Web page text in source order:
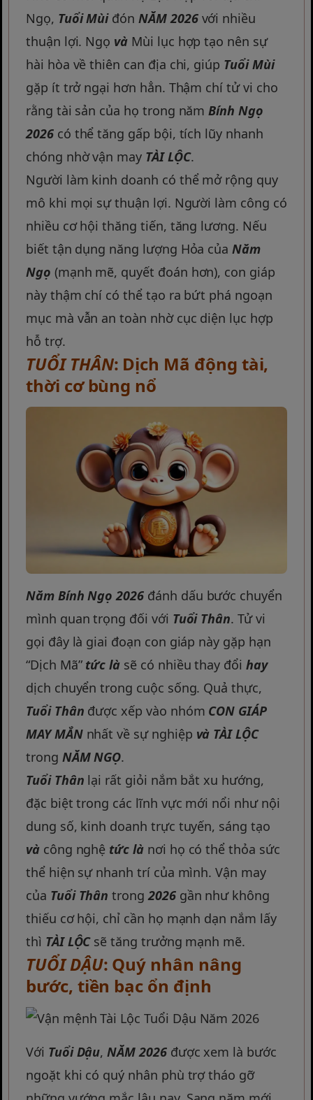
Ngọ, Tuổi Mùiđón NĂM 2026với nhiều
thuận lợi. Ngọ và Mùi lục hợp tạo nên sự
hài hòa về thiên can địa chi, giúp Tuổi Mùi
gặp ít trở ngại hơn hẳn. Thậm chí tử vi cho
rằng tài sản của họ trong năm Bính Ngọ
2026có thể tăng gấp bội, tích lũy nhanh
chóng nhờ vận may TÀI LỘC.
Người làm kinh doanh có thể mở rộng quy
mô khi mọi sự thuận lợi. Người làm công có
nhiều cơ hội thăng tiến, tăng lương. Nếu
biết tận dụng năng lượng Hỏa của Năm
Ngọ (mạnh mẽ, quyết đoán hơn), con giáp
này thậm chí có thể tạo ra bứt phá ngoạn
mục mà vẫn an toàn nhờ cục diện lục hợp
hỗ trợ.
TUỔI THÂN: Dịch Mã động tài,
thời cơ bùng nổ
Năm Bính Ngọ 2026 đánh dấu bước chuyển
mình quan trọng đối với Tuổi Thân. Tử vi
gọi đây là giai đoạn con giáp này gặp hạn
“Dịch Mã” tức là sẽ có nhiều thay đổi hay
dịch chuyển trong cuộc sống. Quả thực,
Tuổi Thân được xếp vào nhóm CON GIÁP
MAY MẮNnhất về sự nghiệp và TÀI LỘC
trong NĂM NGỌ.
Tuổi Thân lại rất giỏi nắm bắt xu hướng,
đặc biệt trong các lĩnh vực mới nổi như nội
dung số, kinh doanh trực tuyến, sáng tạo
vàcông nghệ tức lànơi họ có thể thỏa sức
thể hiện sự nhanh trí của mình. Vận may
của Tuổi Thân trong2026gần như không
thiếu cơ hội, chỉ cần họ mạnh dạn nắm lấy
thì TÀI LỘCsẽ tăng trưởng mạnh mẽ.
TUỔI DẬU: Quý nhân nâng
bước, tiền bạc ổn định
Với Tuổi Dậu,NĂM 2026được xem là bước
ngoặt khi có quý nhân phù trợ tháo gỡ